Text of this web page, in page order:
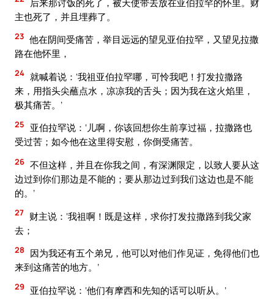
主也死了，并且埋葬了。
23 他在阴间受痛苦，举目远远的望见亚伯拉罕，又望见拉撒
路在他怀里，
24 就喊着说：‘我祖亚伯拉罕哪，可怜我吧！打发拉撒路
来，用指头尖蘸点水，凉凉我的舌头；因为我在这火焰里，
极其痛苦。’
25
亚伯拉罕说：‘儿啊，你该回想你生前享过福，拉撒路也
受过苦；如今他在这里得安慰，你倒受痛苦。
26 不但这样，并且在你我之间，有深渊限定，以致人要从这
边过到你们那边是不能的；要从那边过到我们这边也是不能
的。’
27 财主说：‘我祖啊！既是这样，求你打发拉撒路到我父家
去；
28
因为我还有五个弟兄，他可以对他们作见证，免得他们也
来到这痛苦的地方。’
29 亚伯拉罕说：‘他们有摩西和先知的话可以听从。’